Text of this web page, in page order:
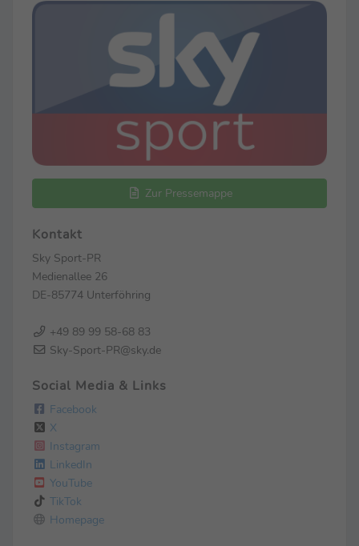
Zur Pressemappe
Kontakt
Sky Sport-PR
Medienallee 26
DE-85774 Unterföhring
+49 89 99 58-68 83
Sky-Sport-PR@sky.de
Social Media & Links
Facebook
X
Instagram
LinkedIn
YouTube
TikTok
Homepage